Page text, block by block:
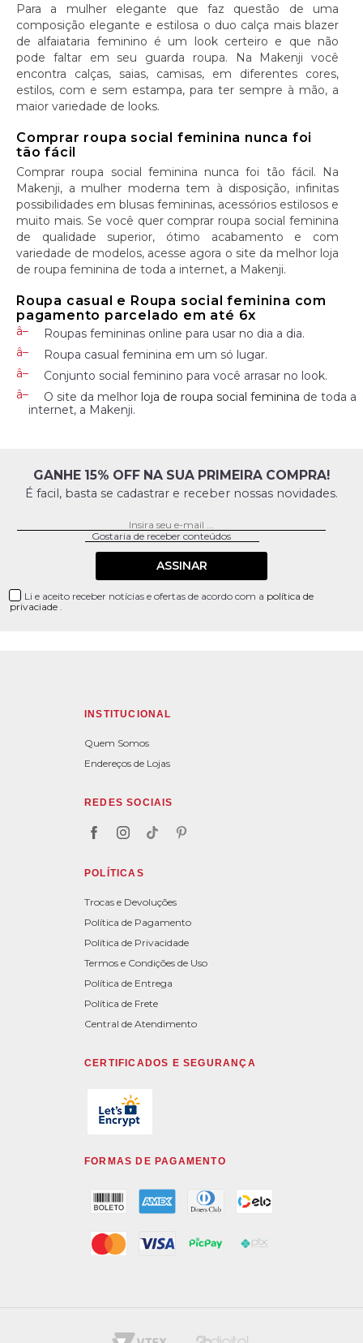
Para a mulher elegante que faz questão de uma
composição elegante e estilosa o duo calça mais blazer
de alfaiataria feminino é um look certeiro e que não
pode faltar em seu guarda roupa. Na Makenji você
encontra calças, saias, camisas, em diferentes cores,
estilos, com e sem estampa, para ter sempre à mão, a
maior variedade de looks.
Comprar roupa social feminina nunca foi
tão fácil
Comprar roupa social feminina nunca foi tão fácil. Na
Makenji, a mulher moderna tem à disposição, infinitas
possibilidades em blusas femininas, acessórios estilosos e
muito mais. Se você quer comprar roupa social feminina
de qualidade superior, ótimo acabamento e com
variedade de modelos, acesse agora o site da melhor loja
de roupa feminina de toda a internet, a Makenji.
Roupa casual e Roupa social feminina com
pagamento parcelado em até 6x
Roupas femininas online para usar no dia a dia.
Roupa casual feminina em um só lugar.
Conjunto social feminino para você arrasar no look.
O site da melhor loja de roupa social feminina de toda a
internet, a Makenji.
GANHE 15% OFF NA SUA PRIMEIRA COMPRA!
É facil, basta se cadastrar e receber nossas novidades.
ASSINAR
Li e aceito receber notícias e ofertas de acordo com a política de
privaciade
INSTITUCIONAL
Quem Somos
Endereços de Lojas
REDES SOCIAIS
POLÍTICAS
Trocas e Devoluções
Política de Pagamento
Política de Privacidade
Termos e Condições de Uso
Política de Entrega
Política de Frete
Central de Atendimento
CERTIFICADOS E SEGURANÇA
FORMAS DE PAGAMENTO